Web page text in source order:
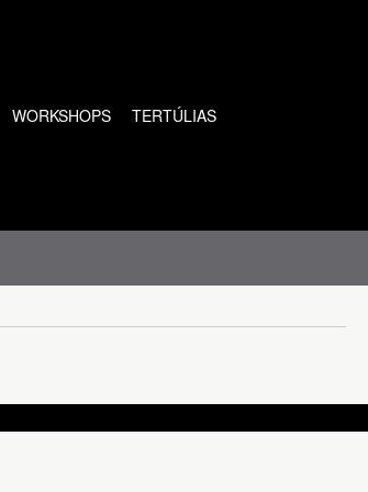
WORKSHOPS
TERTÚLIAS